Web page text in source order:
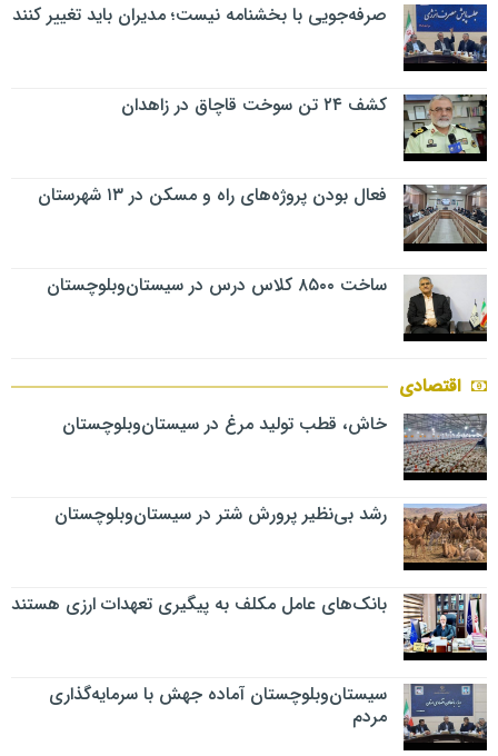
صرفه‌جویی با بخشنامه نیست؛ مدیران باید تغییر کنند
کشف ۲۴ تن سوخت قاچاق در زاهدان
فعال بودن پروژه‌های راه و مسکن در ۱۳ شهرستان
ساخت ۸۵۰۰ کلاس درس در سیستان‌وبلوچستان
اقتصادی
خاش، قطب تولید مرغ در سیستان‌وبلوچستان
رشد بی‌نظیر پرورش شتر در سیستان‌وبلوچستان
بانک‌های عامل مکلف به پیگیری تعهدات ارزی هستند
سیستان‌وبلوچستان آماده جهش با سرمایه‌گذاری
مردم